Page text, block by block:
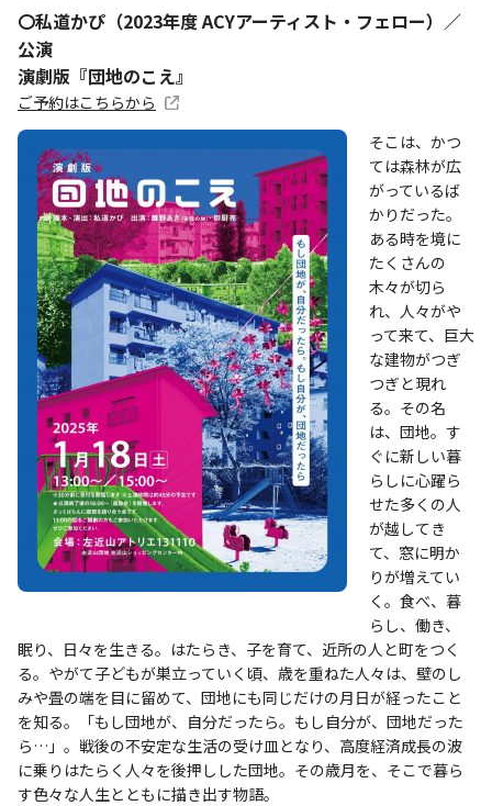
〇私道かぴ（2023年度 ACYアーティスト・フェロー）／
公演
演劇版『団地のこえ』
ご予約はこちらから
そこは、かつ
ては森林が広
がっているば
かりだった。
ある時を境に
たくさんの
木々が切ら
れ、人々がや
って来て、巨大
な建物がつぎ
つぎと現れ
る。その名
は、団地。す
ぐに新しい暮
らしに心躍ら
せた多くの人
が越してき
て、窓に明か
りが増えてい
く。食べ、暮
らし、働き、
眠り、日々を生きる。はたらき、子を育て、近所の人と町をつく
る。やがて子どもが巣立っていく頃、歳を重ねた人々は、壁のし
みや畳の端を目に留めて、団地にも同じだけの月日が経ったこと
を知る。「もし団地が、自分だったら。もし自分が、団地だった
ら…」。戦後の不安定な生活の受け皿となり、高度経済成長の波
に乗りはたらく人々を後押しした団地。その歳月を、そこで暮ら
す色々な人生とともに描き出す物語。